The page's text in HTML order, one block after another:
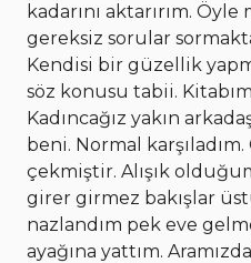
kadarını aktarırım.
gereksiz sorular
Kendisi bir güzellik
söz konusu tabii.
Kadıncağız yakın
beni. Normal
çekmiştir. Alışık
girer girmez bakışlar
nazlandım pek eve
ayağına yattım.